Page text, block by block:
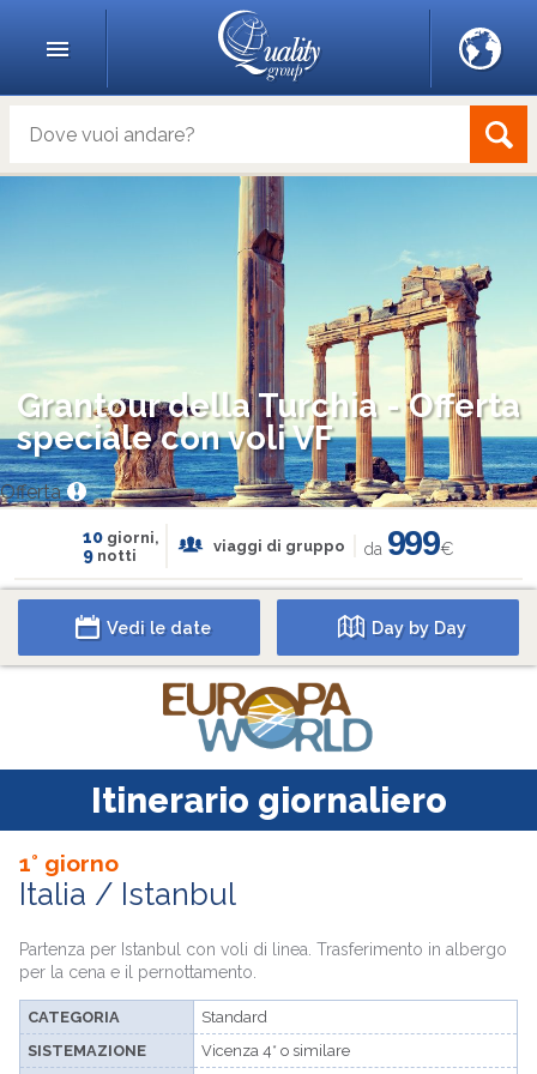
Grantour della Turchia - Offerta
speciale con voli VF
Offerta
10giorni,
9notti
viaggi di gruppo da 999€
Vedi le date Day by Day
Itinerario giornaliero
1° giorno
Italia / Istanbul
Partenza per Istanbul con voli di linea. Trasferimento in albergo
per la cena e il pernottamento.
CATEGORIA
Standard
SISTEMAZIONE
Vicenza 4* o similare